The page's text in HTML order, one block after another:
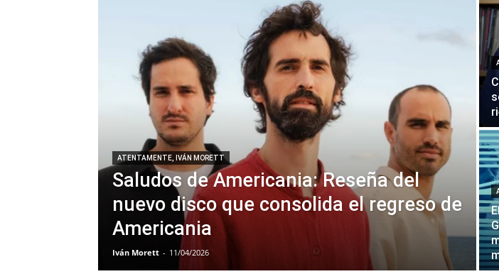
ATENTAMENTE, IVÁN MORETT
Saludos de Americania: Reseña del
nuevo disco que consolida el regreso de
Americania
Iván Morett - 11/04/2026